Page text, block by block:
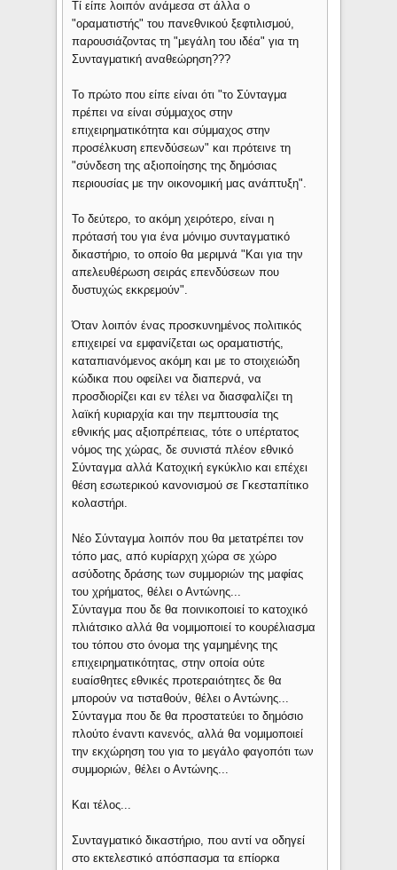
Τί είπε λοιπόν ανάμεσα στ άλλα ο
"οραματιστής" του πανεθνικού ξεφτιλισμού,
παρουσιάζοντας τη "μεγάλη του ιδέα" για τη
Συνταγματική αναθεώρηση???
Το πρώτο που είπε είναι ότι "το Σύνταγμα
πρέπει να είναι σύμμαχος στην
επιχειρηματικότητα και σύμμαχος στην
προσέλκυση επενδύσεων" και πρότεινε τη
"σύνδεση της αξιοποίησης της δημόσιας
περιουσίας με την οικονομική μας ανάπτυξη".
Το δεύτερο, το ακόμη χειρότερο, είναι η
πρότασή του για ένα μόνιμο συνταγματικό
δικαστήριο, το οποίο θα μεριμνά "Και για την
απελευθέρωση σειράς επενδύσεων που
δυστυχώς εκκρεμούν".
Όταν λοιπόν ένας προσκυνημένος πολιτικός
επιχειρεί να εμφανίζεται ως οραματιστής,
καταπιανόμενος ακόμη και με το στοιχειώδη
κώδικα που οφείλει να διαπερνά, να
προσδιορίζει και εν τέλει να διασφαλίζει τη
λαϊκή κυριαρχία και την πεμπτουσία της
εθνικής μας αξιοπρέπειας, τότε ο υπέρτατος
νόμος της χώρας, δε συνιστά πλέον εθνικό
Σύνταγμα αλλά Κατοχική εγκύκλιο και επέχει
θέση εσωτερικού κανονισμού σε Γκεσταπίτικο
κολαστήρι.
Νέο Σύνταγμα λοιπόν που θα μετατρέπει τον
τόπο μας, από κυρίαρχη χώρα σε χώρο
ασύδοτης δράσης των συμμοριών της μαφίας
του χρήματος, θέλει ο Αντώνης...
Σύνταγμα που δε θα ποινικοποιεί το κατοχικό
πλιάτσικο αλλά θα νομιμοποιεί το κουρέλιασμα
του τόπου στο όνομα της γαμημένης της
επιχειρηματικότητας, στην οποία ούτε
ευαίσθητες εθνικές προτεραιότητες δε θα
μπορούν να τισταθούν, θέλει ο Αντώνης...
Σύνταγμα που δε θα προστατεύει το δημόσιο
πλούτο έναντι κανενός, αλλά θα νομιμοποιεί
την εκχώρηση του για το μεγάλο φαγοπότι των
συμμοριών, θέλει ο Αντώνης...
Και τέλος...
Συνταγματικό δικαστήριο, που αντί να οδηγεί
στο εκτελεστικό απόσπασμα τα επίορκα